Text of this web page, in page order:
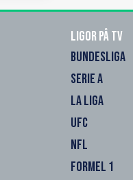
Ligor på TV
BUNDESLIGA
SERIE A
LA LIGA
UFC
NFL
FORMEL 1